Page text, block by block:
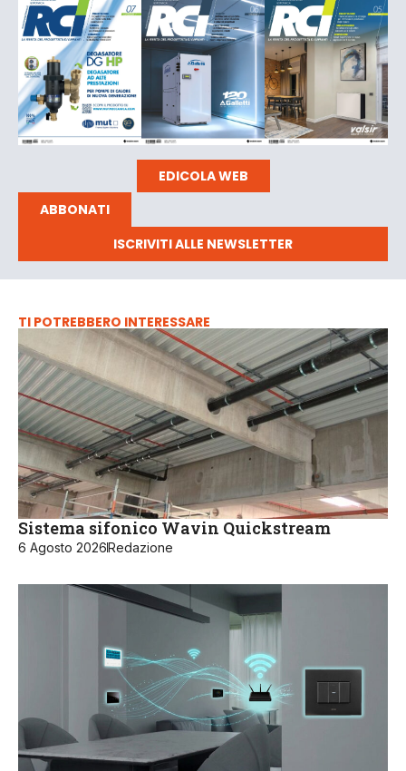
EDICOLA WEB
ABBONATI
ISCRIVITI ALLE NEWSLETTER
TI POTREBBERO INTERESSARE
Sistema sifonico Wavin Quickstream
6 Agosto 2026Redazione